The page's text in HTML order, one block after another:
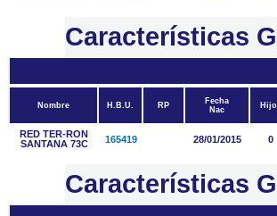
Características
Nombre H.B.U. RP
Fecha
Nac
RED TER-RON
SANTANA 73C
165419 28/01/2015 0
Características